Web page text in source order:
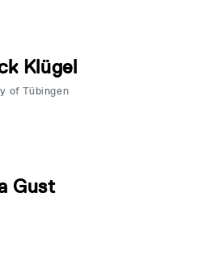
Klügel
of Tübingen
Gust